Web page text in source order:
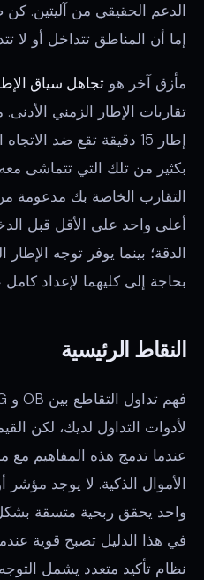
الدعم الحقيقي من آليتين.
إما أن المناطق تتداخل أو لا
مأزق آخر هو تجاهل سياق
إطار 15 دقيقة تقع ضد
بكثير من تلك التي تتماشى
التقارب الخاصة بك مدعومة
أعلى واحد على الأقل قبل
الدقة؛ بينما يوفر توجه الإطار
بحاجة إلى كليهما لإعداد كامل
النقاط الرئيسية
لأدوات التداول لديك، لكن
عندما تدمج هذه المفاهيم مع
الأموال الذكية. لا يوجد
واحد يحقق ربحية متسقة
في هذا الدليل تصبح قوية
نظام تأكيد متعدد يشمل